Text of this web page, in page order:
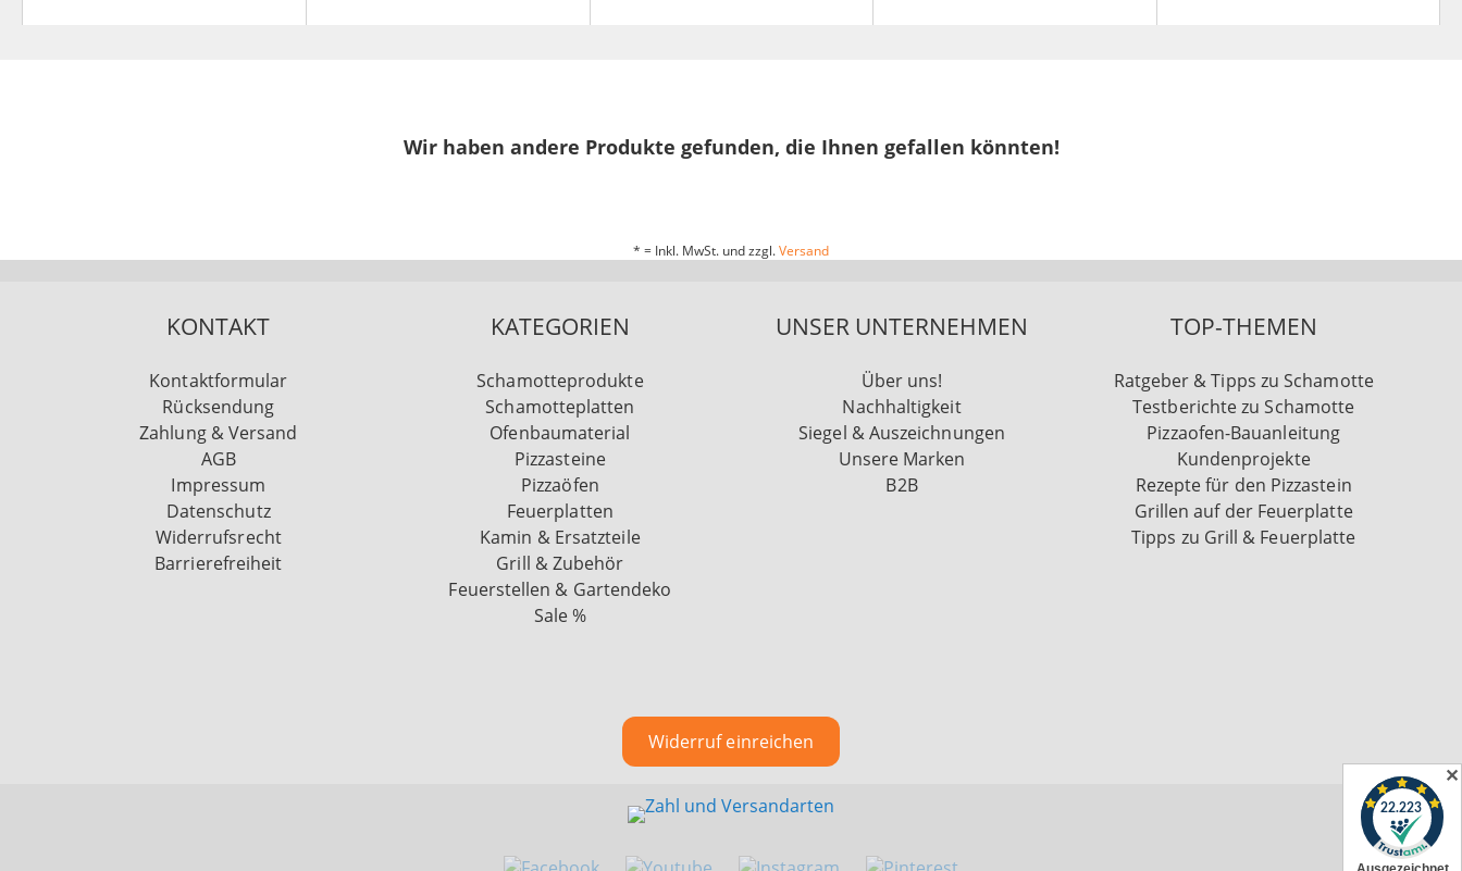
Wir haben andere Produkte gefunden, die Ihnen gefallen könnten!
* = Inkl. MwSt. und zzgl.Versand
KONTAKT
Kontaktformular
Rücksendung
Zahlung & Versand
AGB
Impressum
Datenschutz
Widerrufsrecht
Barrierefreiheit
KATEGORIEN
Schamotteprodukte
Schamotteplatten
Ofenbaumaterial
Pizzasteine
Pizzaöfen
Feuerplatten
Kamin & Ersatzteile
Grill & Zubehör
Feuerstellen & Gartendeko
Sale %
UNSER UNTERNEHMEN
Über uns!
Nachhaltigkeit
Siegel & Auszeichnungen
Unsere Marken
B2B
TOP-THEMEN
Ratgeber & Tipps zu Schamotte
Testberichte zu Schamotte
Pizzaofen-Bauanleitung
Kundenprojekte
Rezepte für den Pizzastein
Grillen auf der Feuerplatte
Tipps zu Grill & Feuerplatte
Widerruf einreichen
✕